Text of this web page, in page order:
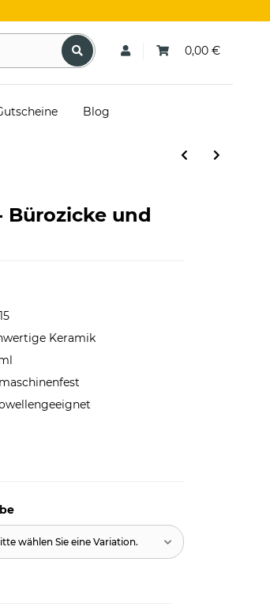
0,00 €
Blog
Bürozicke und
Keramik
wählen Sie eine Variation.